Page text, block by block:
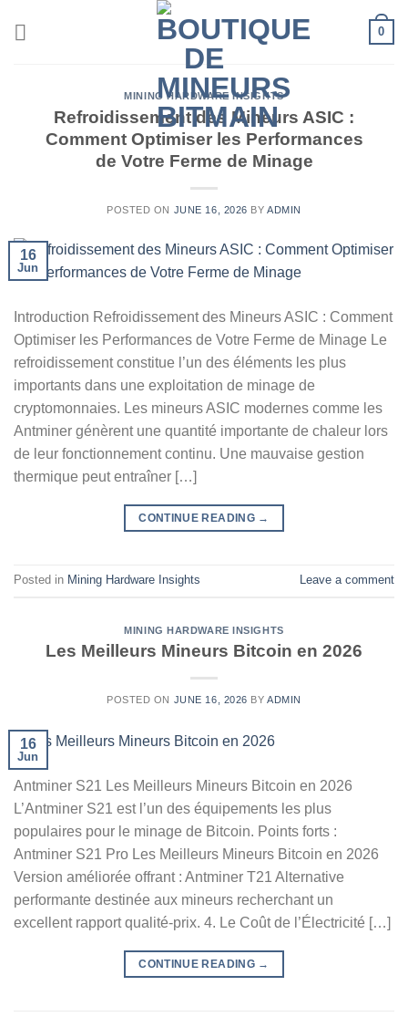
0
MINING HARDWARE INSIGHTS
Refroidissement des Mineurs ASIC :
Comment Optimiser les Performances
de Votre Ferme de Minage
POSTED ON JUNE 16, 2026 BYADMIN
16
Jun
Introduction Refroidissement des Mineurs ASIC : Comment
Optimiser les Performances de Votre Ferme de Minage Le
refroidissement constitue l’un des éléments les plus
importants dans une exploitation de minage de
cryptomonnaies. Les mineurs ASIC modernes comme les
Antminer génèrent une quantité importante de chaleur lors
de leur fonctionnement continu. Une mauvaise gestion
thermique peut entraîner […]
CONTINUE READING →
Posted in Mining Hardware Insights Leave a comment
MINING HARDWARE INSIGHTS
Les Meilleurs Mineurs Bitcoin en 2026
POSTED ON JUNE 16, 2026 BYADMIN
16
Jun
Antminer S21 Les Meilleurs Mineurs Bitcoin en 2026
L’Antminer S21 est l’un des équipements les plus
populaires pour le minage de Bitcoin. Points forts :
Antminer S21 Pro Les Meilleurs Mineurs Bitcoin en 2026
Version améliorée offrant : Antminer T21 Alternative
performante destinée aux mineurs recherchant un
excellent rapport qualité-prix. 4. Le Coût de l’Électricité […]
CONTINUE READING →